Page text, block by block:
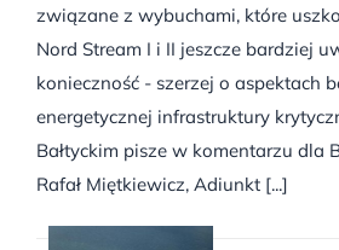
związane z wybuchami, które
Nord Stream I i II jeszcze bardziej
konieczność - szerzej o aspektach
energetycznej infrastruktury
Bałtyckim pisze w komentarzu dla
Rafał Miętkiewicz, Adiunkt [...]